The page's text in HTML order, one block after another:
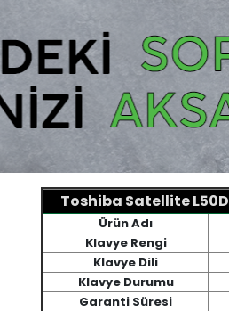
Toshiba Satellite
Ürün Adı
Klavye Rengi
Klavye Dili
Klavye Durumu
Garanti Süresi